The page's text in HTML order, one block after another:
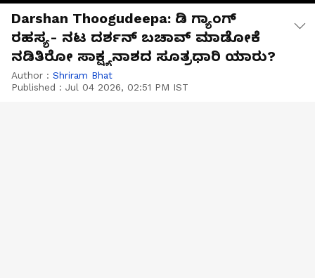
Darshan Thoogudeepa: ಡಿ ಗ್ಯಾಂಗ್
ರಹಸ್ಯ- ನಟ ದರ್ಶನ್ ಬಚಾವ್ ಮಾಡೋಕೆ
ನಡಿತಿರೋ ಸಾಕ್ಷ್ಯನಾಶದ ಸೂತ್ರಧಾರಿ ಯಾರು?
Author : Shriram Bhat
Published : Jul 04 2026, 02:51 PM IST